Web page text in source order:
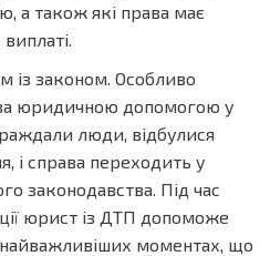
а також які права має
із законом. Особливо
юридичною допомогою у
люди, відбулися
і справа переходить у
законодавства. Під час
юрист із ДТП допоможе
моментах, що